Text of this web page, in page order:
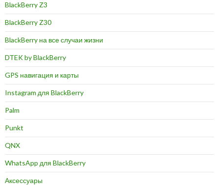
BlackBerry Z3
BlackBerry Z30
BlackBerry на все случаи жизни
DTEK by BlackBerry
GPS навигация и карты
Instagram для BlackBerry
Palm
Punkt
QNX
WhatsApp для BlackBerry
Аксессуары